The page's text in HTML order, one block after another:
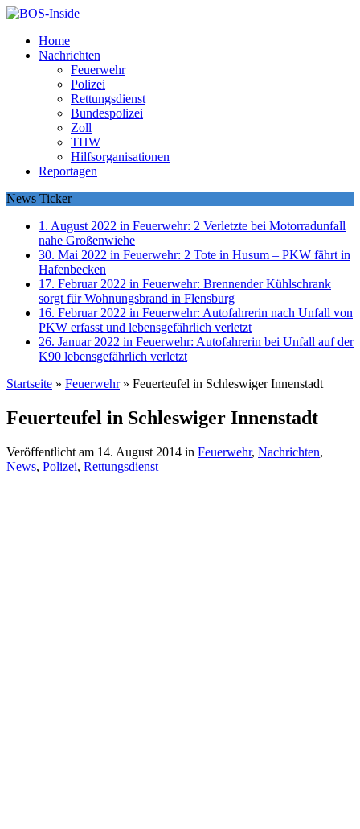
Home
Nachrichten
Feuerwehr
Polizei
Rettungsdienst
Bundespolizei
Zoll
THW
Hilfsorganisationen
Reportagen
News Ticker
1. August 2022 in Feuerwehr: 2 Verletzte bei Motorradunfall
nahe Großenwiehe
30. Mai 2022 in Feuerwehr: 2 Tote in Husum – PKW fährt in
Hafenbecken
17. Februar 2022 in Feuerwehr: Brennender Kühlschrank
sorgt für Wohnungsbrand in Flensburg
16. Februar 2022 in Feuerwehr: Autofahrerin nach Unfall von
PKW erfasst und lebensgefährlich verletzt
26. Januar 2022 in Feuerwehr: Autofahrerin bei Unfall auf der
K90 lebensgefährlich verletzt
Startseite » Feuerwehr » Feuerteufel in Schleswiger Innenstadt
Feuerteufel in Schleswiger Innenstadt
Veröffentlicht am 14. August 2014 in Feuerwehr, Nachrichten,
News, Polizei, Rettungsdienst